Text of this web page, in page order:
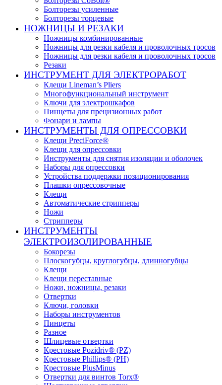
Болторезы усиленные
Болторезы торцевые
НОЖНИЦЫ И РЕЗАКИ
Ножницы комбинированные
Ножницы для резки кабеля и проволочных тросов
Ножницы для резки кабеля и проволочных тросов
Резаки
ИНСТРУМЕНТ ДЛЯ ЭЛЕКТРОРАБОТ
Клещи Lineman’s Pliers
Многофункциональный инструмент
Ключи для электрошкафов
Пинцеты для прецизионных работ
Фонари и лампы
ИНСТРУМЕНТЫ ДЛЯ ОПРЕССОВКИ
Клещи PreciForce®
Клещи для опрессовки
Инструменты для снятия изоляции и оболочек
Наборы для опрессовки
Устройства поддержки позиционирования
Плашки опрессовочные
Клещи
Автоматические стрипперы
Ножи
Стрипперы
ИНСТРУМЕНТЫ
ЭЛЕКТРОИЗОЛИРОВАННЫЕ
Бокорезы
Плоскогубцы, круглогубцы, длинногубцы
Клещи
Клещи переставные
Ножи, ножницы, резаки
Отвертки
Ключи, головки
Наборы инструментов
Пинцеты
Разное
Шлицевые отвертки
Крестовые Pozidriv® (PZ)
Крестовые Phillips® (PH)
Крестовые PlusMinus
Отвертки для винтов Torx®